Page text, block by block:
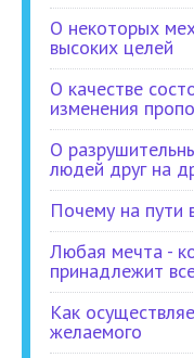
О некоторых
высоких целей
О качестве
изменения
О
людей друг на
Почему на пути
Любая мечта -
принадлежит
Как
желаемого